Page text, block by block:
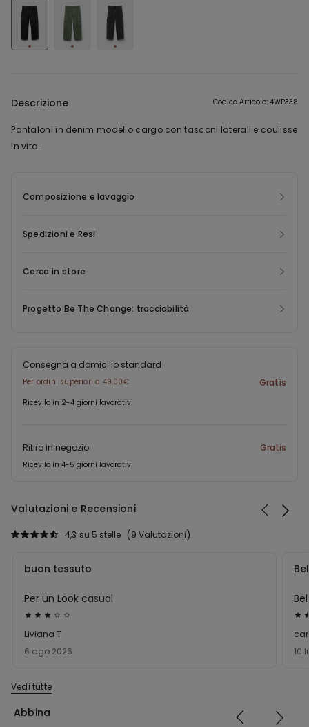
Descrizione Codice Articolo: 4WP338
Pantaloni in denim modello cargo con tasconi laterali e coulisse
in vita.
Composizione e lavaggio
Spedizioni e Resi
Cerca in store
Progetto Be The Change: tracciabilità
Consegna a domicilio standard
Per ordini superiori a 49,00€ Gratis
Ricevilo in 2-4 giorni lavorativi
Ritiro in negozio Gratis
Ricevilo in 4-5 giorni lavorativi
Valutazioni e Recensioni
9 Valutazioni
4,3 su 5 stelle
Valutato
3
su
6 ago 2026
Liviana T
buon tessuto
Per un Look casual
5
su
10
Vedi tutte
Abbina